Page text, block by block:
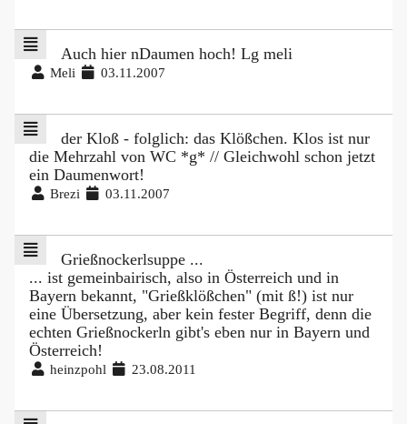
Auch hier nDaumen hoch! Lg meli
Meli 03.11.2007
der Kloß - folglich: das Klößchen. Klos ist nur
die Mehrzahl von WC *g* // Gleichwohl schon jetzt
ein Daumenwort!
Brezi 03.11.2007
Grießnockerlsuppe ...
... ist gemeinbairisch, also in Österreich und in
Bayern bekannt, "Grießklößchen" (mit ß!) ist nur
eine Übersetzung, aber kein fester Begriff, denn die
echten Grießnockerln gibt's eben nur in Bayern und
Österreich!
heinzpohl 23.08.2011